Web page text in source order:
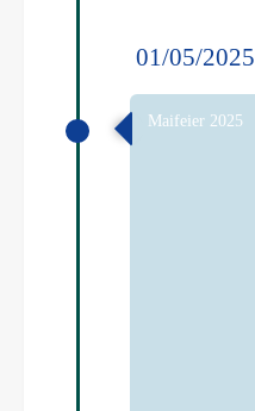
01/05/2025
Maifeier 2025